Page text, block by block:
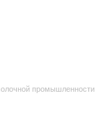
промышленности